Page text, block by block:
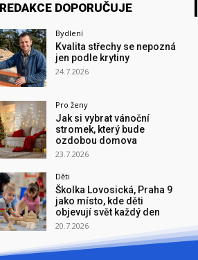
REDAKCE DOPORUČUJE
Bydlení
Kvalita střechy se nepozná
jen podle krytiny
24.7.2026
Pro ženy
Jak si vybrat vánoční
stromek, který bude
ozdobou domova
23.7.2026
Děti
Školka Lovosická, Praha 9
jako místo, kde děti
objevují svět každý den
20.7.2026